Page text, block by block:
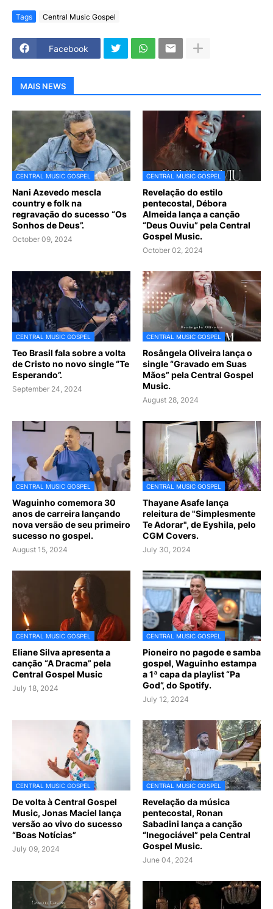
Tags Central Music Gospel
Facebook
MAIS NEWS
CENTRAL MUSIC GOSPEL
Nani Azevedo mescla
country e folk na
regravação do sucesso “Os
Sonhos de Deus”.
October 09, 2024
CENTRAL MUSIC GOSPEL
Revelação do estilo
pentecostal, Débora
Almeida lança a canção
“Deus Ouviu” pela Central
Gospel Music.
October 02, 2024
CENTRAL MUSIC GOSPEL
Teo Brasil fala sobre a volta
de Cristo no novo single “Te
Esperando”.
September 24, 2024
CENTRAL MUSIC GOSPEL
Rosângela Oliveira lança o
single “Gravado em Suas
Mãos” pela Central Gospel
Music.
August 28, 2024
CENTRAL MUSIC GOSPEL
Waguinho comemora 30
anos de carreira lançando
nova versão de seu primeiro
sucesso no gospel.
August 15, 2024
CENTRAL MUSIC GOSPEL
Thayane Asafe lança
releitura de "Simplesmente
Te Adorar", de Eyshila, pelo
CGM Covers.
July 30, 2024
CENTRAL MUSIC GOSPEL
Eliane Silva apresenta a
canção “A Dracma” pela
Central Gospel Music
July 18, 2024
CENTRAL MUSIC GOSPEL
Pioneiro no pagode e samba
gospel, Waguinho estampa
a 1ª capa da playlist “Pa
God”, do Spotify.
July 12, 2024
CENTRAL MUSIC GOSPEL
De volta à Central Gospel
Music, Jonas Maciel lança
versão ao vivo do sucesso
“Boas Notícias”
July 09, 2024
CENTRAL MUSIC GOSPEL
Revelação da música
pentecostal, Ronan
Sabadini lança a canção
“Inegociável” pela Central
Gospel Music.
June 04, 2024